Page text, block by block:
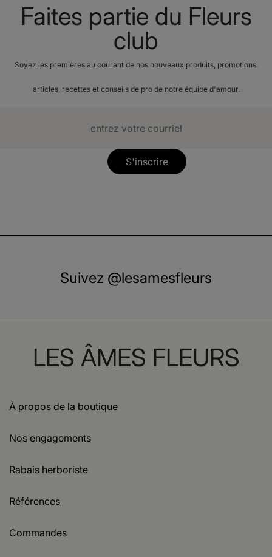
Faites partie du Fleurs
club
Soyez les premières au courant de nos nouveaux produits, promotions,
articles, recettes et conseils de pro de notre équipe d'amour.
S'inscrire
Suivez @lesamesfleurs
LES ÂMES FLEURS
À propos de la boutique
Nos engagements
Rabais herboriste
Références
Commandes